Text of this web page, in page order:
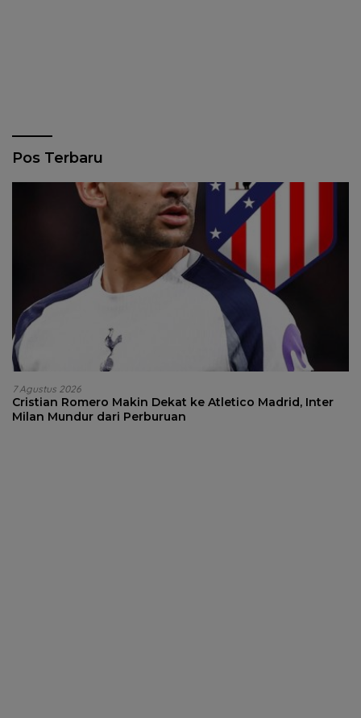
Pos Terbaru
7 Agustus 2026
Cristian Romero Makin Dekat ke Atletico Madrid, Inter
Milan Mundur dari Perburuan